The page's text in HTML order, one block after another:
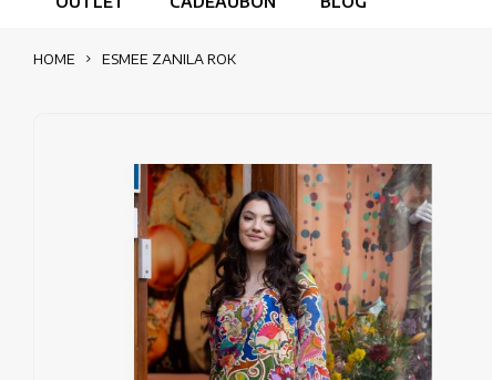
HOME ESMEE ZANILA ROK